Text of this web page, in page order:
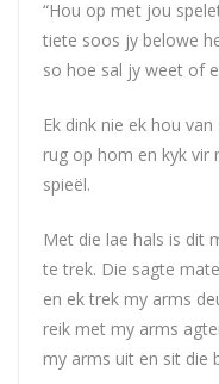
“Hou op met jou
tiete soos jy belowe
so hoe sal jy weet of
Ek dink nie ek hou
rug op hom en kyk vir
spieël.
Met die lae hals is dit
te trek. Die sagte
en ek trek my arms
reik met my arms
my arms uit en sit die